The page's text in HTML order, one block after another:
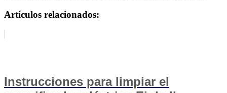
Artículos relacionados:
Instrucciones para limpiar el